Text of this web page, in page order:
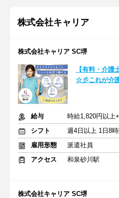
株式会社キャリア
株式会社キャリア SC堺
【有料・介
☆彡これが介
給与
時給1,820円以上
シフト
雇用形態
派遣社員
アクセス
和泉砂川駅
株式会社キャリア SC堺